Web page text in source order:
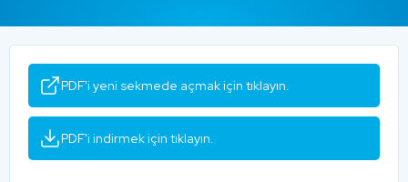
PDF'i yeni sekmede açmak için tıklayın.
PDF'i indirmek için tıklayın.